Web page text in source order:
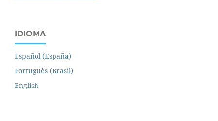
IDIOMA
Español (España)
Português (Brasil)
English